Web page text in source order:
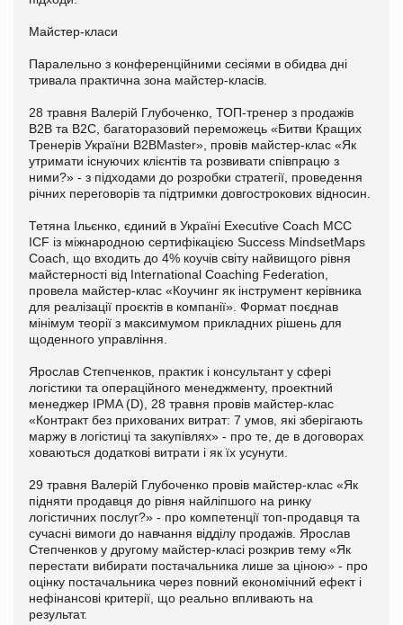
Майстер-класи
Паралельно з конференційними сесіями в обидва дні
тривала практична зона майстер-класів.
28 травня Валерій Глубоченко, ТОП-тренер з продажів
B2B та B2C, багаторазовий переможець «Битви Кращих
Тренерів України B2BMaster», провів майстер-клас «Як
утримати існуючих клієнтів та розвивати співпрацю з
ними?» - з підходами до розробки стратегії, проведення
річних переговорів та підтримки довгострокових відносин.
Тетяна Ільєнко, єдиний в Україні Executive Coach MCC
ICF із міжнародною сертифікацією Success MindsetMaps
Coach, що входить до 4% коучів світу найвищого рівня
майстерності від International Coaching Federation,
провела майстер-клас «Коучинг як інструмент керівника
для реалізації проєктів в компанії». Формат поєднав
мінімум теорії з максимумом прикладних рішень для
щоденного управління.
Ярослав Степченков, практик і консультант у сфері
логістики та операційного менеджменту, проектний
менеджер IPMA (D), 28 травня провів майстер-клас
«Контракт без прихованих витрат: 7 умов, які зберігають
маржу в логістиці та закупівлях» - про те, де в договорах
ховаються додаткові витрати і як їх усунути.
29 травня Валерій Глубоченко провів майстер-клас «Як
підняти продавця до рівня найліпшого на ринку
логістичних послуг?» - про компетенції топ-продавця та
сучасні вимоги до навчання відділу продажів. Ярослав
Степченков у другому майстер-класі розкрив тему «Як
перестати вибирати постачальника лише за ціною» - про
оцінку постачальника через повний економічний ефект і
нефінансові критерії, що реально впливають на
результат.